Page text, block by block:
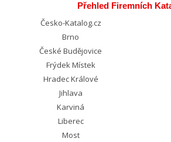
Přehled Firemních
Česko-Katalog.cz
Brno
České Budějovice
Frýdek Místek
Hradec Králové
Jihlava
Karviná
Liberec
Most